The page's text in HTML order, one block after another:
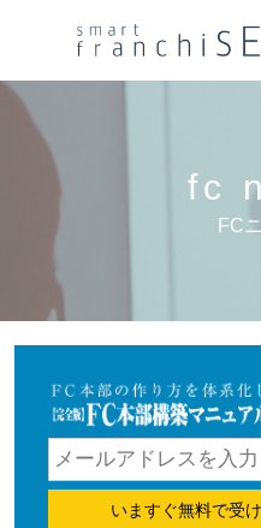
fc
FC
いますぐ無料で受